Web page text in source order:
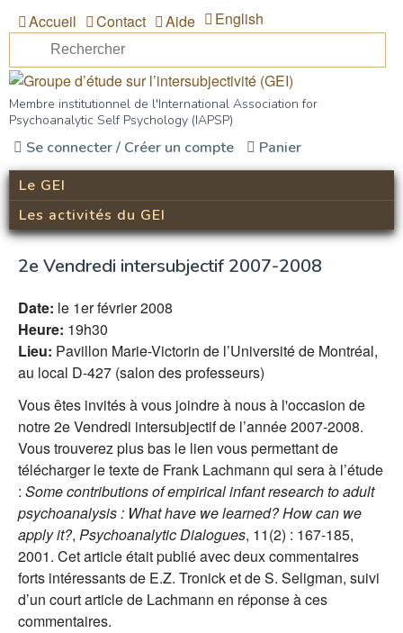
Groupe d’étude sur
l’intersubjectivité (GEI)
Membre institutionnel de l'International Association for
Psychoanalytic Self Psychology (IAPSP)
Formulaire de recherche
Accueil Contact Aide English
Se connecter / Créer un compte
Panier
Le GEI
Les activités du GEI
2e Vendredi intersubjectif 2007-2008
Date: le 1er février 2008
Heure: 19h30
Lieu: Pavillon Marie-Victorin de l’Université de Montréal,
au local D-427 (salon des professeurs)
Vous êtes invités à vous joindre à nous à l'occasion de
notre 2e Vendredi intersubjectif de l’année 2007-2008.
Vous trouverez plus bas le lien vous permettant de
télécharger le texte de Frank Lachmann qui sera à l’étude
: Some contributions of empirical infant research to adult
psychoanalysis : What have we learned? How can we
apply it?, Psychoanalytic Dialogues, 11(2) : 167-185,
2001. Cet article était publié avec deux commentaires
forts intéressants de E.Z. Tronick et de S. Seligman, suivi
d’un court article de Lachmann en réponse à ces
commentaires.